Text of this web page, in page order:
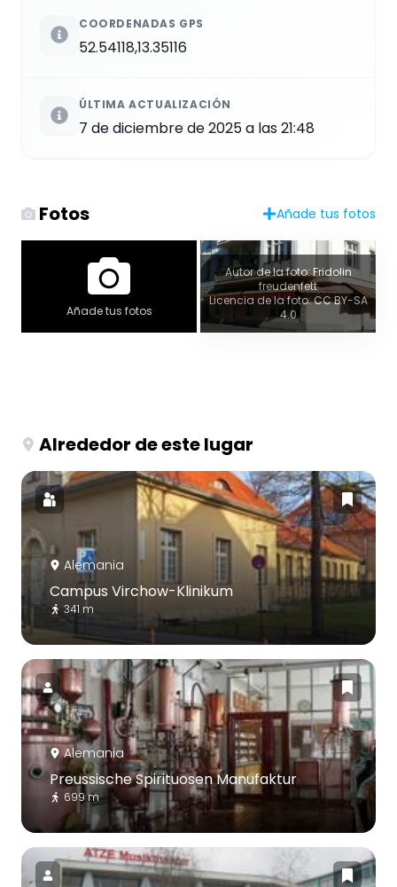
COORDENADAS GPS
52.54118,13.35116
ÚLTIMA ACTUALIZACIÓN
7 de diciembre de 2025 a las 21:48
Fotos Añade tus fotos
Añade tus fotos
Autor de la foto: Fridolin
freudenfett
Licencia de la foto: CC BY-SA
4.0
Alrededor de este lugar
Alemania
Campus Virchow-Klinikum
341 m
Alemania
Preussische Spirituosen Manufaktur
699 m